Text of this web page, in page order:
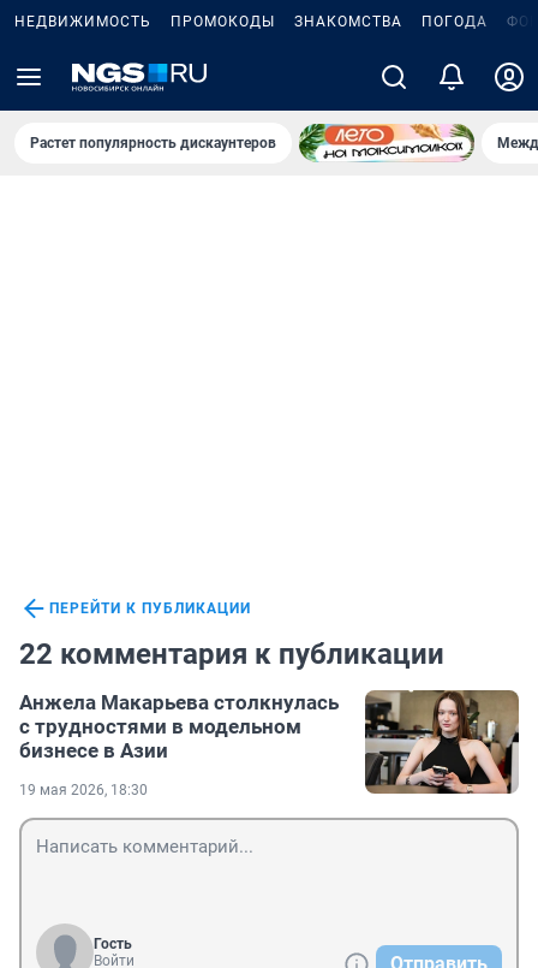
НЕДВИЖИМОСТЬ ПРОМОКОДЫ ЗНАКОМСТВА ПОГОДА
Растет популярность дискаунтеров
ПЕРЕЙТИ К ПУБЛИКАЦИИ
22 комментария к публикации
Анжела Макарьева столкнулась
с трудностями в модельном
бизнесе в Азии
19 мая 2026, 18:30
Гость
Войти